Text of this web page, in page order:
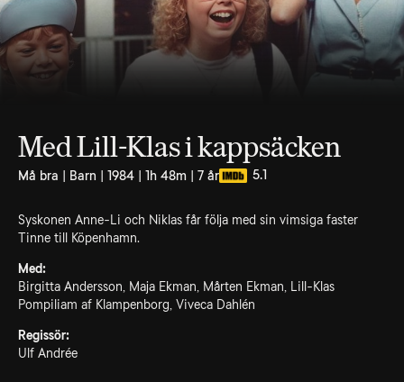
Med Lill-Klas i kappsäcken
Må bra | Barn | 1984 | 1h 48m | 7 år 5.1
Syskonen Anne-Li och Niklas får följa med sin vimsiga faster
Tinne till Köpenhamn.
Med:
Birgitta Andersson, Maja Ekman, Mårten Ekman, Lill-Klas
Pompiliam af Klampenborg, Viveca Dahlén
Regissör:
Ulf Andrée